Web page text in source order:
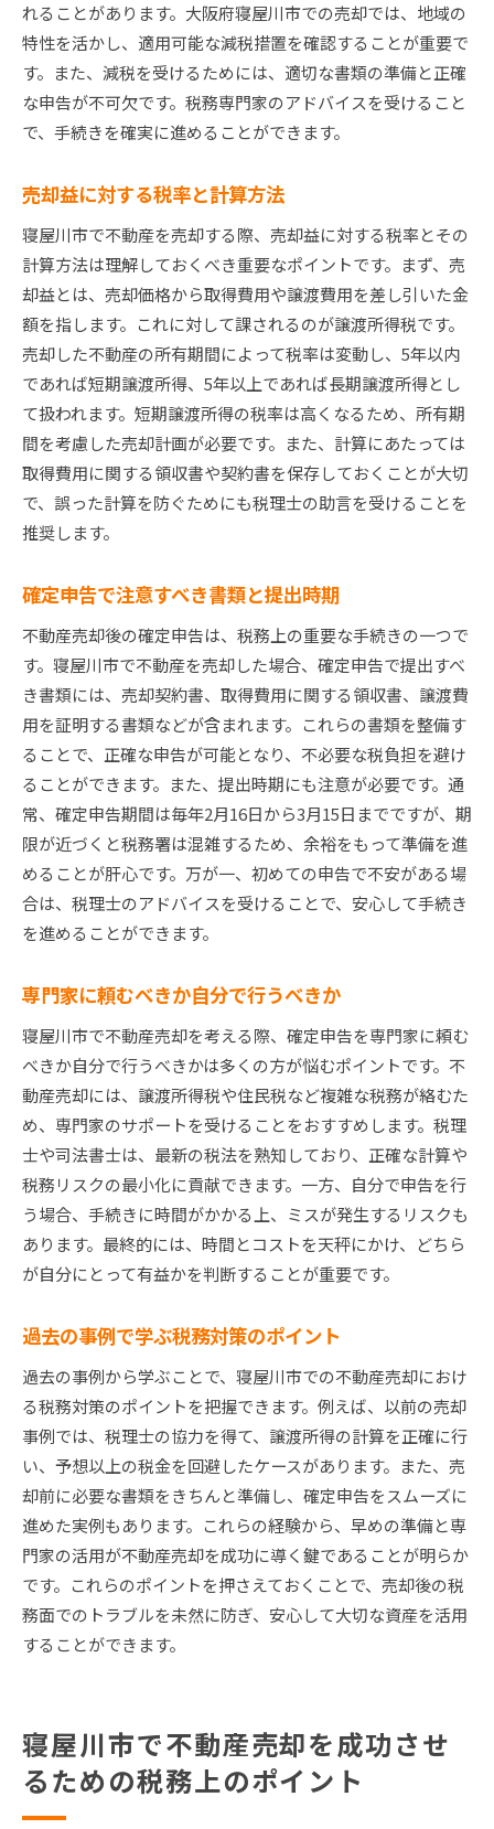
れることがあります。大阪府寝屋川市での売却では、地域の
特性を活かし、適用可能な減税措置を確認することが重要で
す。また、減税を受けるためには、適切な書類の準備と正確
な申告が不可欠です。税務専門家のアドバイスを受けること
で、手続きを確実に進めることができます。
売却益に対する税率と計算方法
寝屋川市で不動産を売却する際、売却益に対する税率とその
計算方法は理解しておくべき重要なポイントです。まず、売
却益とは、売却価格から取得費用や譲渡費用を差し引いた金
額を指します。これに対して課されるのが譲渡所得税です。
売却した不動産の所有期間によって税率は変動し、5年以内
であれば短期譲渡所得、5年以上であれば長期譲渡所得とし
て扱われます。短期譲渡所得の税率は高くなるため、所有期
間を考慮した売却計画が必要です。また、計算にあたっては
取得費用に関する領収書や契約書を保存しておくことが大切
で、誤った計算を防ぐためにも税理士の助言を受けることを
推奨します。
確定申告で注意すべき書類と提出時期
不動産売却後の確定申告は、税務上の重要な手続きの一つで
す。寝屋川市で不動産を売却した場合、確定申告で提出すべ
き書類には、売却契約書、取得費用に関する領収書、譲渡費
用を証明する書類などが含まれます。これらの書類を整備す
ることで、正確な申告が可能となり、不必要な税負担を避け
ることができます。また、提出時期にも注意が必要です。通
常、確定申告期間は毎年2月16日から3月15日までですが、期
限が近づくと税務署は混雑するため、余裕をもって準備を進
めることが肝心です。万が一、初めての申告で不安がある場
合は、税理士のアドバイスを受けることで、安心して手続き
を進めることができます。
専門家に頼むべきか自分で行うべきか
寝屋川市で不動産売却を考える際、確定申告を専門家に頼む
べきか自分で行うべきかは多くの方が悩むポイントです。不
動産売却には、譲渡所得税や住民税など複雑な税務が絡むた
め、専門家のサポートを受けることをおすすめします。税理
士や司法書士は、最新の税法を熟知しており、正確な計算や
税務リスクの最小化に貢献できます。一方、自分で申告を行
う場合、手続きに時間がかかる上、ミスが発生するリスクも
あります。最終的には、時間とコストを天秤にかけ、どちら
が自分にとって有益かを判断することが重要です。
過去の事例で学ぶ税務対策のポイント
過去の事例から学ぶことで、寝屋川市での不動産売却におけ
る税務対策のポイントを把握できます。例えば、以前の売却
事例では、税理士の協力を得て、譲渡所得の計算を正確に行
い、予想以上の税金を回避したケースがあります。また、売
却前に必要な書類をきちんと準備し、確定申告をスムーズに
進めた実例もあります。これらの経験から、早めの準備と専
門家の活用が不動産売却を成功に導く鍵であることが明らか
です。これらのポイントを押さえておくことで、売却後の税
務面でのトラブルを未然に防ぎ、安心して大切な資産を活用
することができます。
寝屋川市で不動産売却を成功させ
るための税務上のポイント